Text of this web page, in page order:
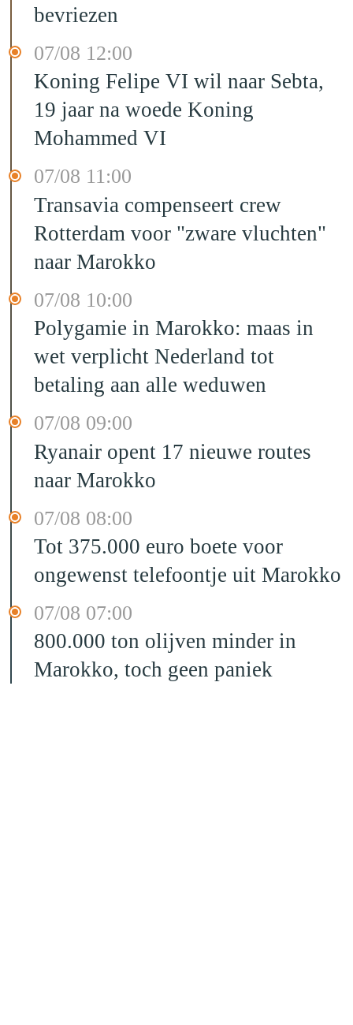
bevriezen
07/08 12:00
Koning Felipe VI wil naar Sebta,
19 jaar na woede Koning
Mohammed VI
07/08 11:00
Transavia compenseert crew
Rotterdam voor "zware vluchten"
naar Marokko
07/08 10:00
Polygamie in Marokko: maas in
wet verplicht Nederland tot
betaling aan alle weduwen
07/08 09:00
Ryanair opent 17 nieuwe routes
naar Marokko
07/08 08:00
Tot 375.000 euro boete voor
ongewenst telefoontje uit Marokko
07/08 07:00
800.000 ton olijven minder in
Marokko, toch geen paniek